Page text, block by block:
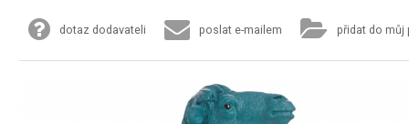
dotaz dodavateli poslat e-mailem přidat do můj